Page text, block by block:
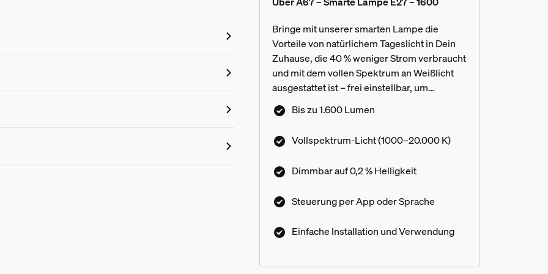
Bringe mit unserer smarten Lampe die
Vorteile von natürlichem Tageslicht in Dein
Zuhause, die 40 % weniger Strom verbraucht
und mit dem vollen Spektrum an Weißlicht
ausgestattet ist – frei einstellbar, um
zwischen gemütlichem Kerzenschein bis hin
zu belebendem kühlem weißen Licht zu
niedrigem Dimmen noch weiter an, von der
Bis zu 1.600 Lumen
Vollspektrum-Licht (1000–20.000 K)
Dimmbar auf 0,2 % Helligkeit
Steuerung per App oder Sprache
Einfache Installation und Verwendung